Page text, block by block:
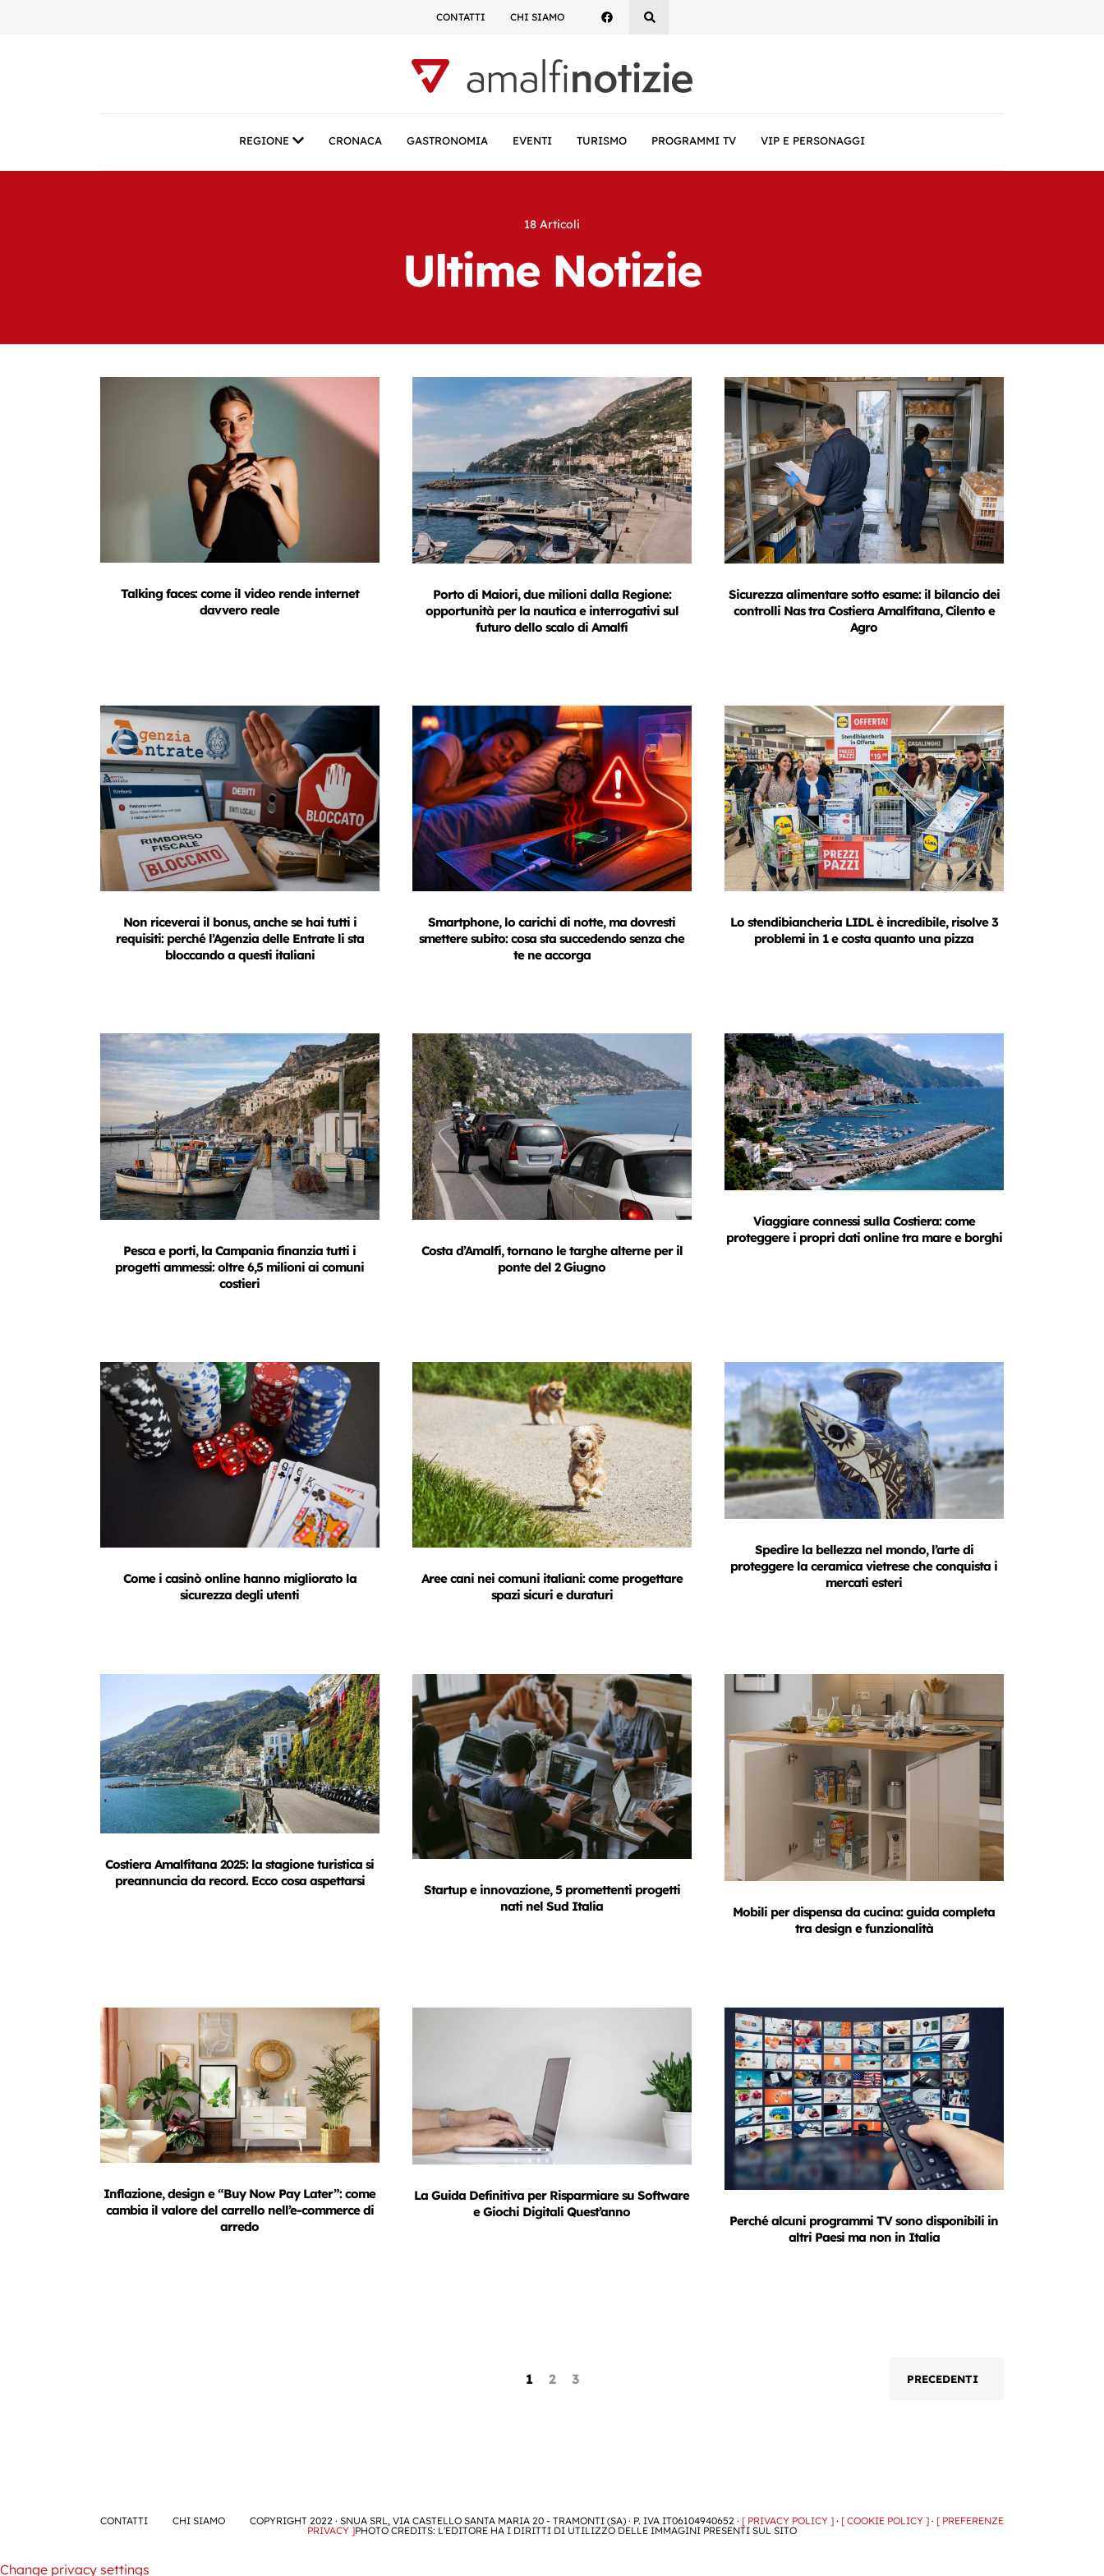
CONTATTI CHI SIAMO
REGIONE CRONACA GASTRONOMIA EVENTI TURISMO PROGRAMMI TV VIP E PERSONAGGI
18 Articoli
Ultime Notizie
Talking faces: come il video rende internet
davvero reale
Porto di Maiori, due milioni dalla Regione:
opportunità per la nautica e interrogativi sul
futuro dello scalo di Amalfi
Sicurezza alimentare sotto esame: il bilancio dei
controlli Nas tra Costiera Amalfitana, Cilento e
Agro
Non riceverai il bonus, anche se hai tutti i
requisiti: perché l’Agenzia delle Entrate li sta
bloccando a questi italiani
Smartphone, lo carichi di notte, ma dovresti
smettere subito: cosa sta succedendo senza che
te ne accorga
Lo stendibiancheria LIDL è incredibile, risolve 3
problemi in 1 e costa quanto una pizza
Pesca e porti, la Campania finanzia tutti i
progetti ammessi: oltre 6,5 milioni ai comuni
costieri
Costa d’Amalfi, tornano le targhe alterne per il
ponte del 2 Giugno
Viaggiare connessi sulla Costiera: come
proteggere i propri dati online tra mare e borghi
Come i casinò online hanno migliorato la
sicurezza degli utenti
Aree cani nei comuni italiani: come progettare
spazi sicuri e duraturi
Spedire la bellezza nel mondo, l’arte di
proteggere la ceramica vietrese che conquista i
mercati esteri
Costiera Amalfitana 2025: la stagione turistica si
preannuncia da record. Ecco cosa aspettarsi
Startup e innovazione, 5 promettenti progetti
nati nel Sud Italia
Mobili per dispensa da cucina: guida completa
tra design e funzionalità
Inflazione, design e “Buy Now Pay Later”: come
cambia il valore del carrello nell’e-commerce di
arredo
La Guida Definitiva per Risparmiare su Software
e Giochi Digitali Quest’anno
Perché alcuni programmi TV sono disponibili in
altri Paesi ma non in Italia
1 2 3 PRECEDENTI
CONTATTI CHI SIAMO COPYRIGHT 2022 · SNUA SRL, VIA CASTELLO SANTA MARIA 20 - TRAMONTI (SA) · P. IVA IT06104940652 · [ PRIVACY POLICY ] · [ COOKIE POLICY ] · [ PREFERENZE
PRIVACY ]PHOTO CREDITS: L'EDITORE HA I DIRITTI DI UTILIZZO DELLE IMMAGINI PRESENTI SUL SITO
Change privacy settings